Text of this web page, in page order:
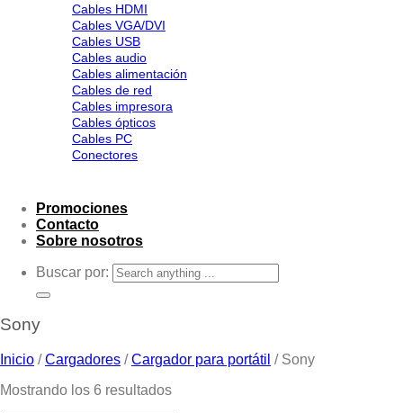
Cables HDMI
Cables VGA/DVI
Cables USB
Cables audio
Cables alimentación
Cables de red
Cables impresora
Cables ópticos
Cables PC
Conectores
Promociones
Contacto
Sobre nosotros
Buscar por:
Sony
Inicio / Cargadores / Cargador para portátil /Sony
Mostrando los 6 resultados